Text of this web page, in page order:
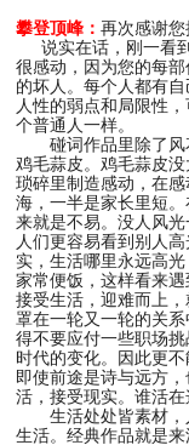
攀登顶峰： 再次感谢您
说实在话，刚一看
很感动，因为您的每
的坏人。每个人都有
人性的弱点和局限性
个普通人一样。
碰词作品里除了风
鸡毛蒜皮。鸡毛蒜皮
琐碎里制造感动，在
海，一半是家长里短
来就是不易。没人风
人们更容易看到别人
实，生活哪里永远高
家常便饭，这样看来
接受生活，迎难而上
罩在一轮又一轮的关
得不要应付一些职场
时代的变化。因此更
即使前途是诗与远方
活，接受现实。谁活
生活处处皆素材，
生活。经典作品就是来